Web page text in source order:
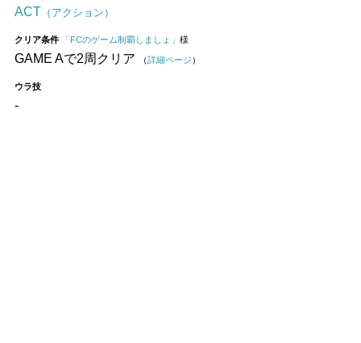
ACT （アクション）
クリア条件 「FCのゲーム制覇しましょ」 様
GAME Aで2周クリア （詳細ページ）
ウラ技
-